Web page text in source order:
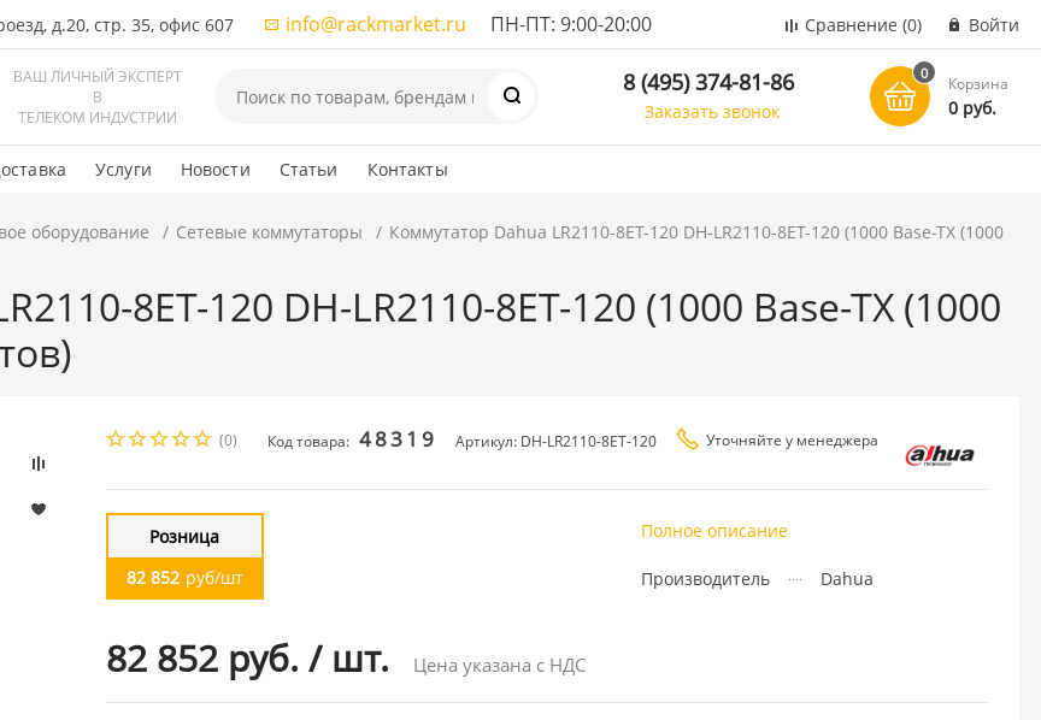
д.20, стр. 35, офис 607 info@rackmarket.ru ПН-ПТ: 9:00-20:00 Сравнение (0) Войти
ВАШ ЛИЧНЫЙ ЭКСПЕРТ
В
ТЕЛЕКОМ ИНДУСТРИИ
8 (495) 374-81-86
Заказать звонок
0
Корзина
0 руб.
Услуги Новости Статьи Контакты
оборудование Сетевые коммутаторы
Коммутатор Dahua LR2110-8ET-120 DH-LR2110-8ET-120 (1000 Base-TX (1000
8ET-120 DH-LR2110-8ET-120 (1000 Base-TX (1000
(0) Код товара: 48319 Артикул: DH-LR2110-8ET-120 Уточняйте у менеджера
Розница
82 852 руб/шт
82 852 руб. / шт. Цена указана с НДС
Полное описание
Производитель Dahua